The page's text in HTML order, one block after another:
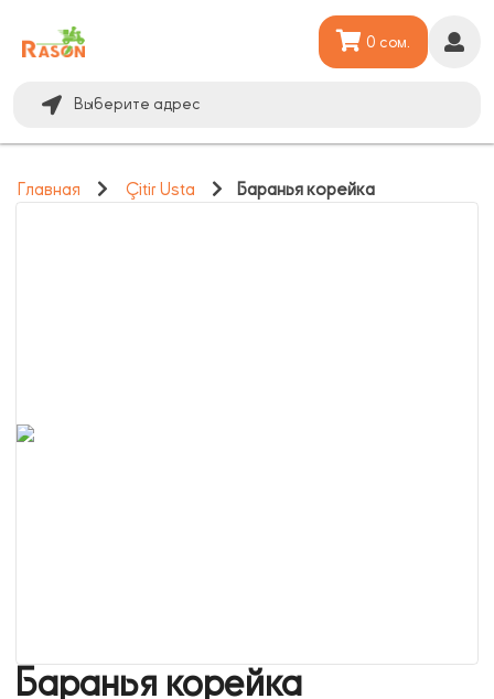
Выберите адрес
0 сом.
Главная Çitir Usta Баранья корейка
Баранья корейка